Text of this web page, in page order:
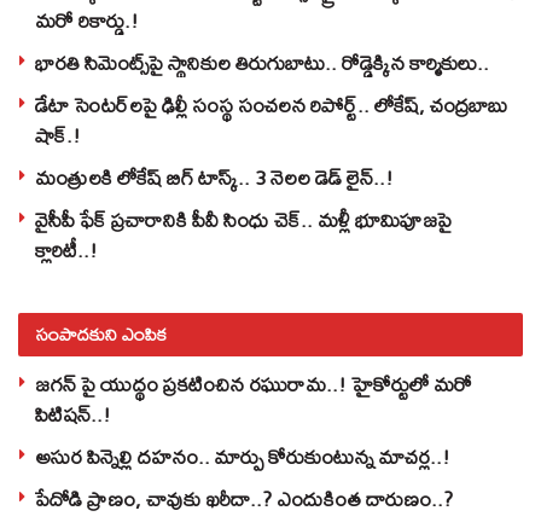
మరో రికార్డు.!
భారతి సిమెంట్స్‌పై స్థానికుల తిరుగుబాటు.. రోడ్డెక్కిన కార్మికులు..
డేటా సెంటర్‌లపై ఢిల్లీ సంస్థ సంచలన రిపోర్ట్.. లోకేష్‌, చంద్రబాబు
షాక్‌.!
మంత్రులకి లోకేష్‌ బిగ్‌ టాస్క్‌.. 3 నెలల డెడ్‌ లైన్‌..!
వైసీపీ ఫేక్ ప్రచారానికి పీవీ సింధు చెక్.. మళ్లీ భూమిపూజపై
క్లారిటీ..!
సంపాదకుని ఎంపిక
జగన్ పై యుద్థం ప్రకటించిన రఘురామ..! హైకోర్టులో మరో
పిటిషన్..!
అసుర పిన్నెల్లి దహనం.. మార్పు కోరుకుంటున్న మాచర్ల..!
పేదోడి ప్రాణం, చావుకు ఖరీదా..? ఎందుకింత దారుణం..?